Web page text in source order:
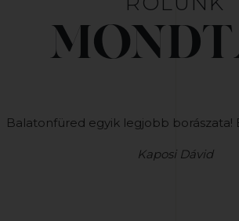
Balatonfüred egyik legjobb borászata!
Kaposi Dávid